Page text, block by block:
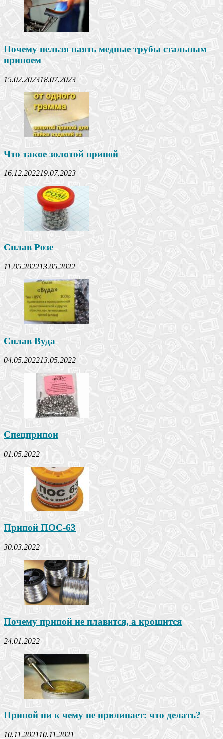
Почему нельзя паять медные трубы стальным
припоем
15.02.202318.07.2023
Что такое золотой припой
16.12.202219.07.2023
Сплав Розе
11.05.202213.05.2022
Сплав Вуда
04.05.202213.05.2022
Спецприпои
01.05.2022
Припой ПОС-63
30.03.2022
Почему припой не плавится, а крошится
24.01.2022
Припой ни к чему не прилипает: что делать?
10.11.202110.11.2021